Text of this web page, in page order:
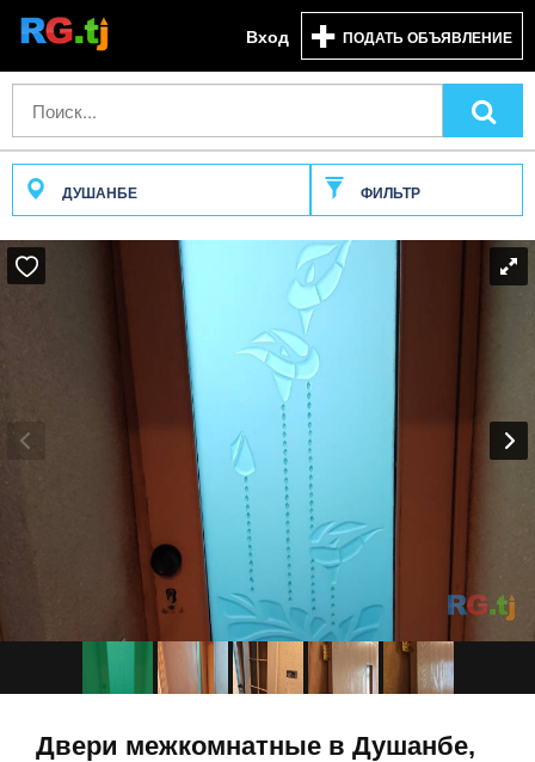
Вход ПОДАТЬ ОБЪЯВЛЕНИЕ
ДУШАНБЕ ФИЛЬТР
Двери межкомнатные в Душанбе,